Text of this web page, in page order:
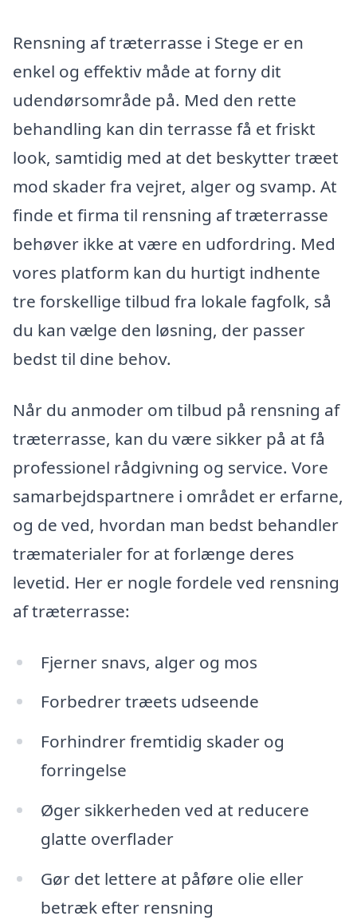
Rensning af træterrasse i Stege er en
enkel og effektiv måde at forny dit
udendørsområde på. Med den rette
behandling kan din terrasse få et friskt
look, samtidig med at det beskytter træet
mod skader fra vejret, alger og svamp. At
finde et firma til rensning af træterrasse
behøver ikke at være en udfordring. Med
vores platform kan du hurtigt indhente
tre forskellige tilbud fra lokale fagfolk, så
du kan vælge den løsning, der passer
bedst til dine behov.
Når du anmoder om tilbud på rensning af
træterrasse, kan du være sikker på at få
professionel rådgivning og service. Vore
samarbejdspartnere i området er erfarne,
og de ved, hvordan man bedst behandler
træmaterialer for at forlænge deres
levetid. Her er nogle fordele ved rensning
af træterrasse:
Fjerner snavs, alger og mos
Forbedrer træets udseende
Forhindrer fremtidig skader og
forringelse
Øger sikkerheden ved at reducere
glatte overflader
Gør det lettere at påføre olie eller
betræk efter rensning